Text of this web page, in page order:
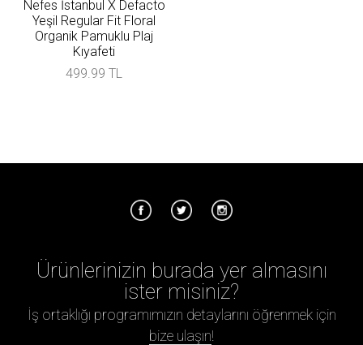
Nefes İstanbul X Defacto
Yeşil Regular Fit Floral
Organik Pamuklu Plaj
Kıyafeti
499.99 TL
Ürünlerinizin burada yer almasını
ister misiniz?
İş ortaklığı programımızın detaylarını öğrenmek için
bize ulaşın!